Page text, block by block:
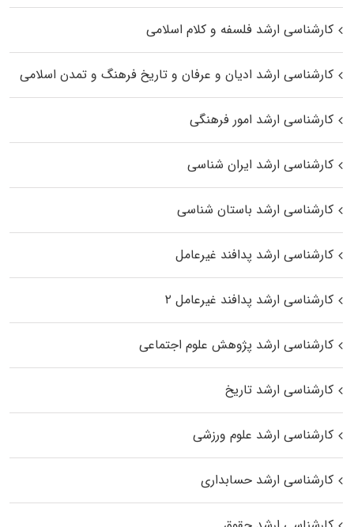
کارشناسی ارشد فلسفه و کلام اسلامی
کارشناسی ارشد ادیان و عرفان و تاریخ فرهنگ و تمدن اسلامی
کارشناسی ارشد امور فرهنگی
کارشناسی ارشد ایران شناسی
کارشناسی ارشد باستان شناسی
کارشناسی ارشد پدافند غیرعامل
کارشناسی ارشد پدافند غیرعامل ۲
کارشناسی ارشد پژوهش علوم اجتماعی
کارشناسی ارشد تاریخ
کارشناسی ارشد علوم ورزشی
کارشناسی ارشد حسابداری